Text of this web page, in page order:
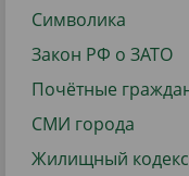
Символика
Закон РФ о ЗАТО
Почётные
СМИ города
Жилищный